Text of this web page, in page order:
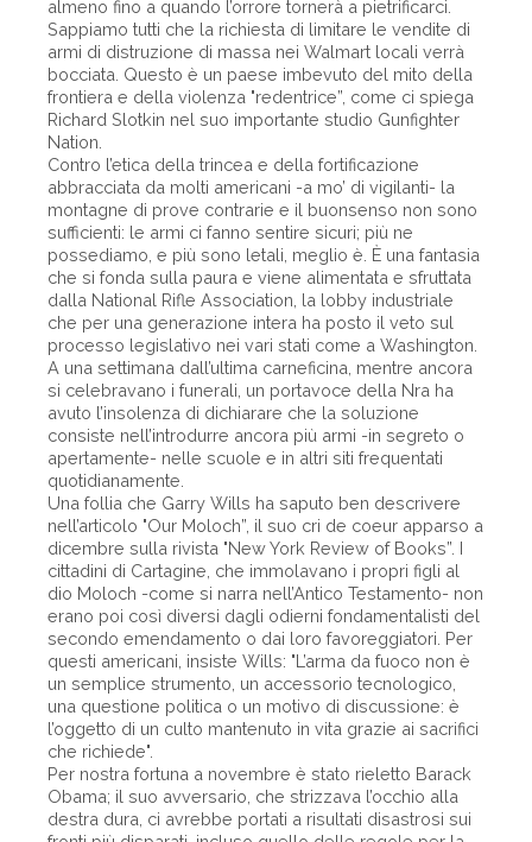
almeno fino a quando l’orrore tornerà a pietrificarci.
Sappiamo tutti che la richiesta di limitare le vendite di
armi di distruzione di massa nei Walmart locali verrà
bocciata. Questo è un paese imbevuto del mito della
frontiera e della violenza "redentrice”, come ci spiega
Richard Slotkin nel suo importante studio Gunfighter
Nation.
Contro l’etica della trincea e della fortificazione
abbracciata da molti americani -a mo’ di vigilanti- la
montagne di prove contrarie e il buonsenso non sono
sufficienti: le armi ci fanno sentire sicuri; più ne
possediamo, e più sono letali, meglio è. È una fantasia
che si fonda sulla paura e viene alimentata e sfruttata
dalla National Rifle Association, la lobby industriale
che per una generazione intera ha posto il veto sul
processo legislativo nei vari stati come a Washington.
A una settimana dall’ultima carneficina, mentre ancora
si celebravano i funerali, un portavoce della Nra ha
avuto l’insolenza di dichiarare che la soluzione
consiste nell’introdurre ancora più armi -in segreto o
apertamente- nelle scuole e in altri siti frequentati
quotidianamente.
Una follia che Garry Wills ha saputo ben descrivere
nell’articolo "Our Moloch”, il suo cri de coeur apparso a
dicembre sulla rivista "New York Review of Books”. I
cittadini di Cartagine, che immolavano i propri figli al
dio Moloch -come si narra nell’Antico Testamento- non
erano poi così diversi dagli odierni fondamentalisti del
secondo emendamento o dai loro favoreggiatori. Per
questi americani, insiste Wills: "L’arma da fuoco non è
un semplice strumento, un accessorio tecnologico,
una questione politica o un motivo di discussione: è
l’oggetto di un culto mantenuto in vita grazie ai sacrifici
che richiede".
Per nostra fortuna a novembre è stato rieletto Barack
Obama; il suo avversario, che strizzava l’occhio alla
destra dura, ci avrebbe portati a risultati disastrosi sui